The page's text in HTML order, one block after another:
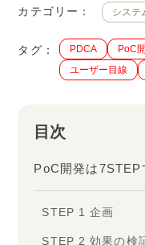
カテゴリー： システ
タグ： PDCA PoC
ユーザー目線
目次
PoC開発は7STEP
STEP 1 企画
STEP 2 効果の検